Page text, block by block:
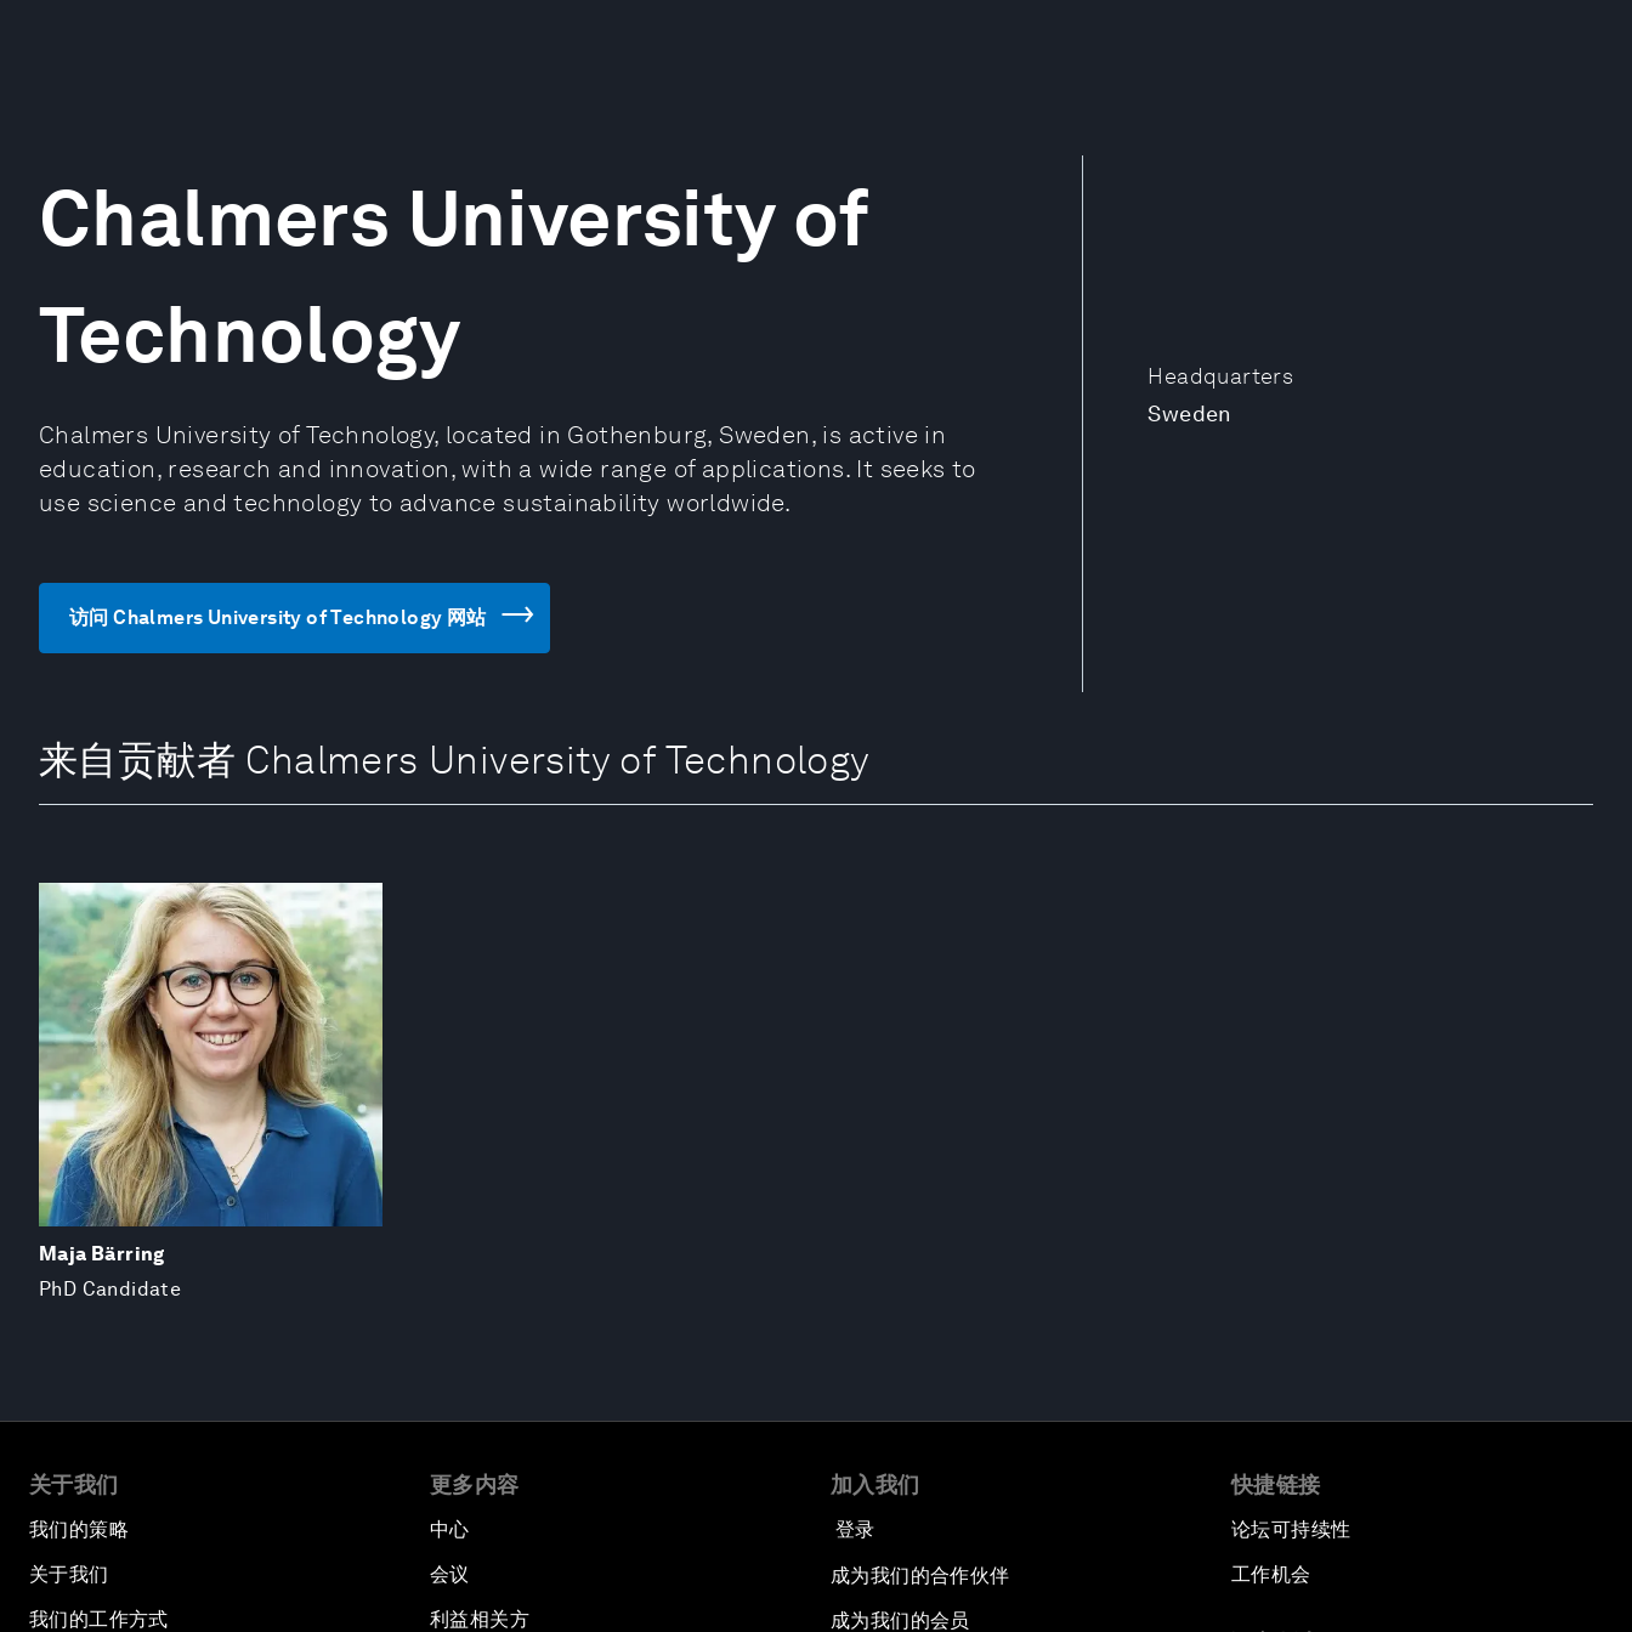
Headquarters
Sweden
Chalmers University of
Technology
Chalmers University of Technology, located in Gothenburg, Sweden, is active in
education, research and innovation, with a wide range of applications. It seeks to
use science and technology to advance sustainability worldwide.
访问 Chalmers University of Technology 网站
来自贡献者 Chalmers University of Technology
Maja Bärring
PhD Candidate
关于我们
我们的策略
关于我们
我们的工作方式
更多内容
中心
会议
利益相关方
加入我们
登录
成为我们的合作伙伴
成为我们的会员
快捷链接
论坛可持续性
工作机会